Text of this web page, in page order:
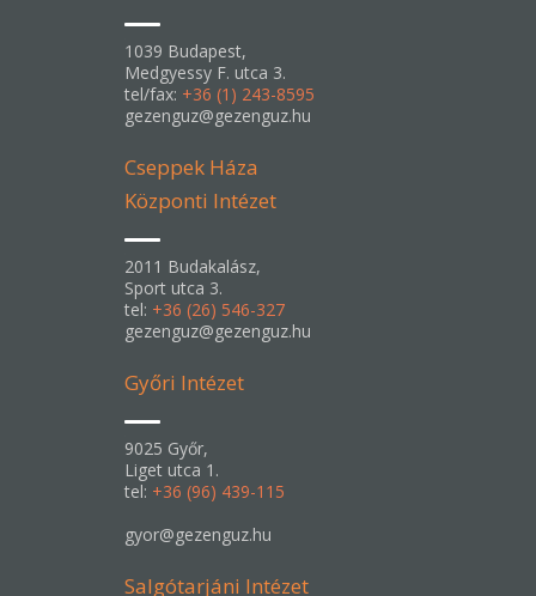
1039 Budapest,
Medgyessy F. utca 3.
tel/fax: +36 (1) 243-8595
gezenguz@gezenguz.hu
Cseppek Háza
Központi Intézet
2011 Budakalász,
Sport utca 3.
tel: +36 (26) 546-327
gezenguz@gezenguz.hu
Győri Intézet
9025 Győr,
Liget utca 1.
tel: +36 (96) 439-115
gyor@gezenguz.hu
Salgótarjáni Intézet